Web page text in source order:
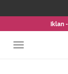
Iklan